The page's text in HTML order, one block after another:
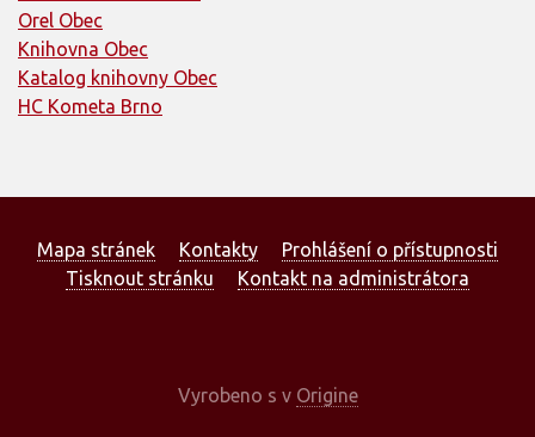
Orel Obec
Knihovna Obec
Katalog knihovny Obec
HC Kometa Brno
Mapa stránek Kontakty
Prohlášení o přístupnosti
Tisknout stránku
Kontakt na administrátora
Vyrobeno s v Origine